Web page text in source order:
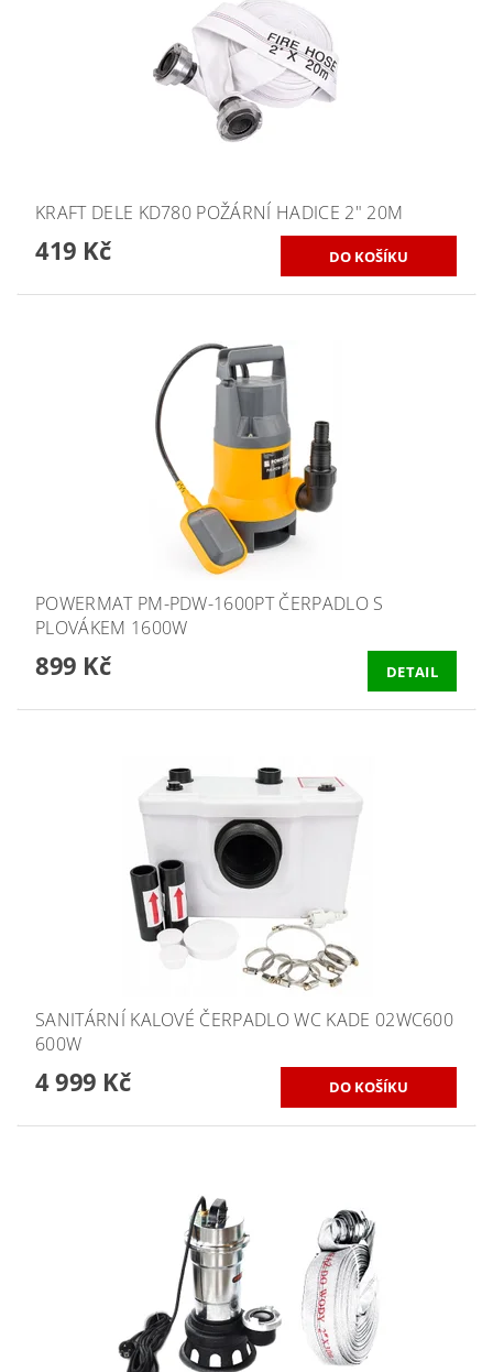
KRAFT DELE KD780 POŽÁRNÍ HADICE 2" 20M
419 Kč
POWERMAT PM-PDW-1600PT ČERPADLO S
PLOVÁKEM 1600W
899 Kč DETAIL
SANITÁRNÍ KALOVÉ ČERPADLO WC KADE 02WC600
600W
4 999 Kč